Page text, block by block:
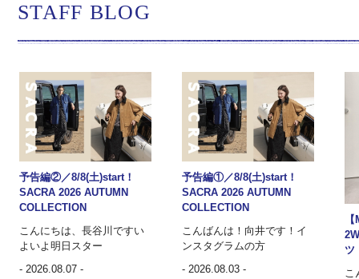
STAFF BLOG
予告編②／8/8(土)start！
SACRA 2026 AUTUMN
COLLECTION
こんにちは、長谷川ですい
よいよ明日スター
- 2026.08.07 -
予告編①／8/8(土)start！
SACRA 2026 AUTUMN
COLLECTION
こんばんは！向井です！イ
ンスタグラムの方
- 2026.08.03 -
ツ
こ